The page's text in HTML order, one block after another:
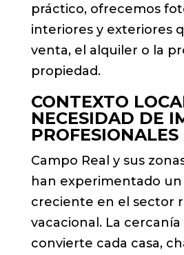
práctico, ofrecemos
interiores y exteriores
venta, el alquiler o la
propiedad.
CONTEXTO
NECESIDAD DE
PROFESIONALES
Campo Real y sus
han experimentado
creciente en el sector
vacacional. La cercanía
convierte cada casa,